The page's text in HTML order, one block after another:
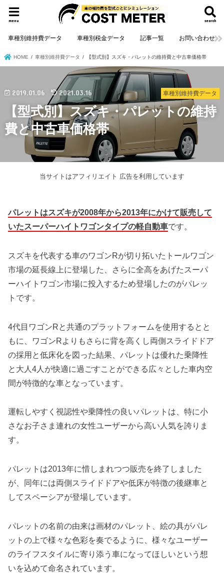
search
menu
車種別維持費データ 車種別税金データ 記事一覧 お問い合わせ
HOME 車種別維持費データ 【型式別】スズキ・パレットの維持費と中古車価格帯
車種別維持費データ
2019.01.06 2021.03.16
【型式別】スズキ・パレットの維持
費と中古車価格帯
当サイトはアフィリエイト 広告を利用しています
パレットはスズキが2008年から2013年にかけて販売して
いたスーパーハイトワゴンタイプの軽自動車です。
スズキを代表する車のワゴンRが切り拓いたトールワゴン
市場の延長線上に登場した、さらに全高をあげたスーパ
ーハイトワゴン市場に投入するため登場したのがパレッ
トです。
4代目ワゴンRと共通のプラットフォームを使用するとと
もに、ワゴンRよりもさらに背を高くし両側スライドドア
の採用と低床化を図った結果、パレットは優れた乗降性
と大人4人が快適に過ごすことができる広々とした車内空
間が特徴的な車となっています。
運転しやすく視認性や乗降性の良いパレットは、特に小
さなお子さま連れの女性ユーザーから高い人気を誇りま
す。
パレットは2013年に惜しまれつつ販売を終了しました
が、同年には両側スライドドアや低床が特徴の後継車と
してスペーシアが登場しています。
パレットの名前の由来は画材のパレット、絵の具がパレ
ットの上で様々な色彩を奏でるように、様々なユーザー
のライフスタイルに寄り添う車になってほしいという想
いを込めて命名されています。